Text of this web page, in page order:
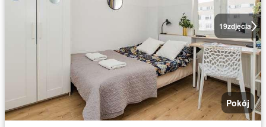
19zdjęcia
Pokój